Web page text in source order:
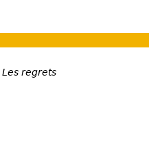
Les regrets